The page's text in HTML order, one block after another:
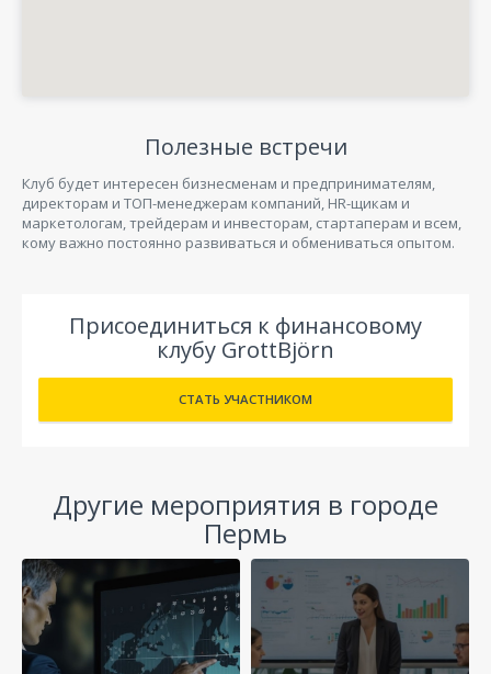
Полезные встречи
Клуб будет интересен бизнесменам и предпринимателям,
директорам и ТОП-менеджерам компаний, HR-щикам и
маркетологам, трейдерам и инвесторам, стартаперам и всем,
кому важно постоянно развиваться и обмениваться опытом.
Присоединиться к финансовому
клубу GrottBjörn
СТАТЬ УЧАСТНИКОМ
Другие мероприятия в городе
Пермь